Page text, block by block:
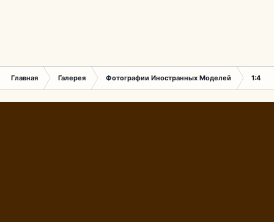
Главная Галерея Фотографии Иностранных Моделей 1:43